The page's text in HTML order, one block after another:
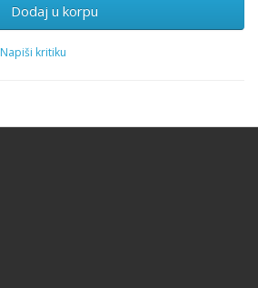
Dodaj u korpu
Napiši kritiku